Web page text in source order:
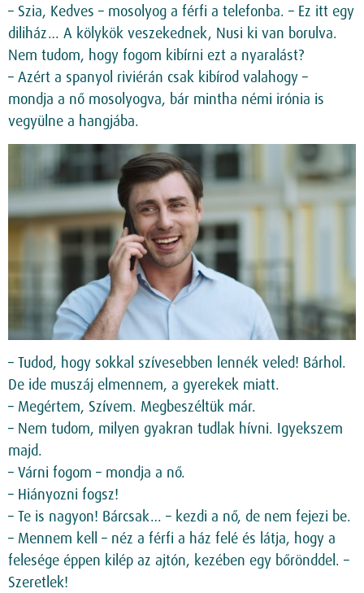
– Szia, Kedves – mosolyog a férfi a telefonba. – Ez itt egy
diliház… A kölykök veszekednek, Nusi ki van borulva.
Nem tudom, hogy fogom kibírni ezt a nyaralást?
– Azért a spanyol riviérán csak kibírod valahogy –
mondja a nő mosolyogva, bár mintha némi irónia is
vegyülne a hangjába.
– Tudod, hogy sokkal szívesebben lennék veled! Bárhol.
De ide muszáj elmennem, a gyerekek miatt.
– Megértem, Szívem. Megbeszéltük már.
– Nem tudom, milyen gyakran tudlak hívni. Igyekszem
majd.
– Várni fogom – mondja a nő.
– Hiányozni fogsz!
– Te is nagyon! Bárcsak… – kezdi a nő, de nem fejezi be.
– Mennem kell – néz a férfi a ház felé és látja, hogy a
felesége éppen kilép az ajtón, kezében egy bőrönddel. –
Szeretlek!